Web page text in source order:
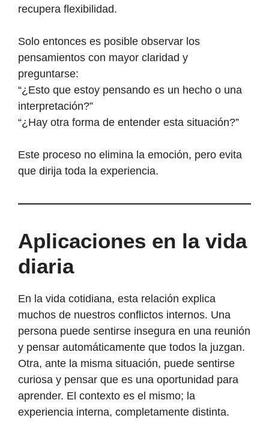
recupera flexibilidad.
Solo entonces es posible observar los
pensamientos con mayor claridad y
preguntarse:
“¿Esto que estoy pensando es un hecho o una
interpretación?”
“¿Hay otra forma de entender esta situación?”
Este proceso no elimina la emoción, pero evita
que dirija toda la experiencia.
Aplicaciones en la vida
diaria
En la vida cotidiana, esta relación explica
muchos de nuestros conflictos internos. Una
persona puede sentirse insegura en una reunión
y pensar automáticamente que todos la juzgan.
Otra, ante la misma situación, puede sentirse
curiosa y pensar que es una oportunidad para
aprender. El contexto es el mismo; la
experiencia interna, completamente distinta.